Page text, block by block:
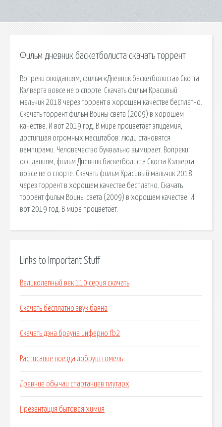
Фильм дневник баскетболиста скачать торрент
Вопреки ожиданиям, фильм «Дневник баскетболиста» Скотта
Кэлверта вовсе не о спорте. Скачать фильм Красивый
мальчик 2018 через торрент в хорошем качестве бесплатно.
Скачать торрент фильм Воины света (2009) в хорошем
качестве. И вот 2019 год. В мире процветает эпидемия,
достигшая огромных масштабов: люди становятся
вампирами. Человечество буквально вымирает. Вопреки
ожиданиям, фильм Дневник баскетболиста Скотта Кэлверта
вовсе не о спорте. Скачать фильм Красивый мальчик 2018
через торрент в хорошем качестве бесплатно. Скачать
торрент фильм Воины света (2009) в хорошем качестве. И
вот 2019 год. В мире процветает.
Links to Important Stuff
Великолепный век 110 серия скачать
Скачать бесплатно звук баяна
Скачать дэна брауна инферно fb2
Расписание поезда добруш гомель
Древние обычаи спартанцев плутарх
Презентация бытовая химия